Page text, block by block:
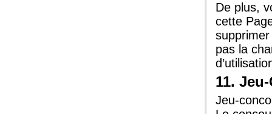
De plus,
cette
pas la
11.
Jeu-